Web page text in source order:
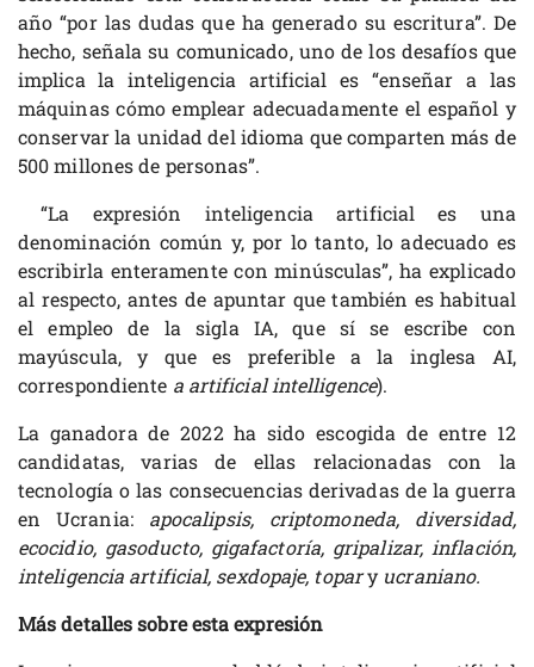
año “por las dudas que ha generado su escritura”. De
hecho, señala su comunicado, uno de los desafíos que
implica la inteligencia artificial es “enseñar a las
máquinas cómo emplear adecuadamente el español y
conservar la unidad del idioma que comparten más de
500 millones de personas”.
“La expresión inteligencia artificial es una
denominación común y, por lo tanto, lo adecuado es
escribirla enteramente con minúsculas”, ha explicado
al respecto, antes de apuntar que también es habitual
el empleo de la sigla IA, que sí se escribe con
mayúscula, y que es preferible a la inglesa AI,
correspondiente a artificial intelligence).
La ganadora de 2022 ha sido escogida de entre 12
candidatas, varias de ellas relacionadas con la
tecnología o las consecuencias derivadas de la guerra
en Ucrania: apocalipsis, criptomoneda, diversidad,
ecocidio, gasoducto, gigafactoría, gripalizar, inflación,
inteligencia artificial, sexdopaje, topary ucraniano.
Más detalles sobre esta expresión